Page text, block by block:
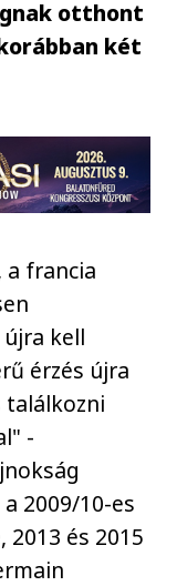
otthont
két
a francia
kell
érzés újra
találkozni
-
2009/10-es
2013 és 2015